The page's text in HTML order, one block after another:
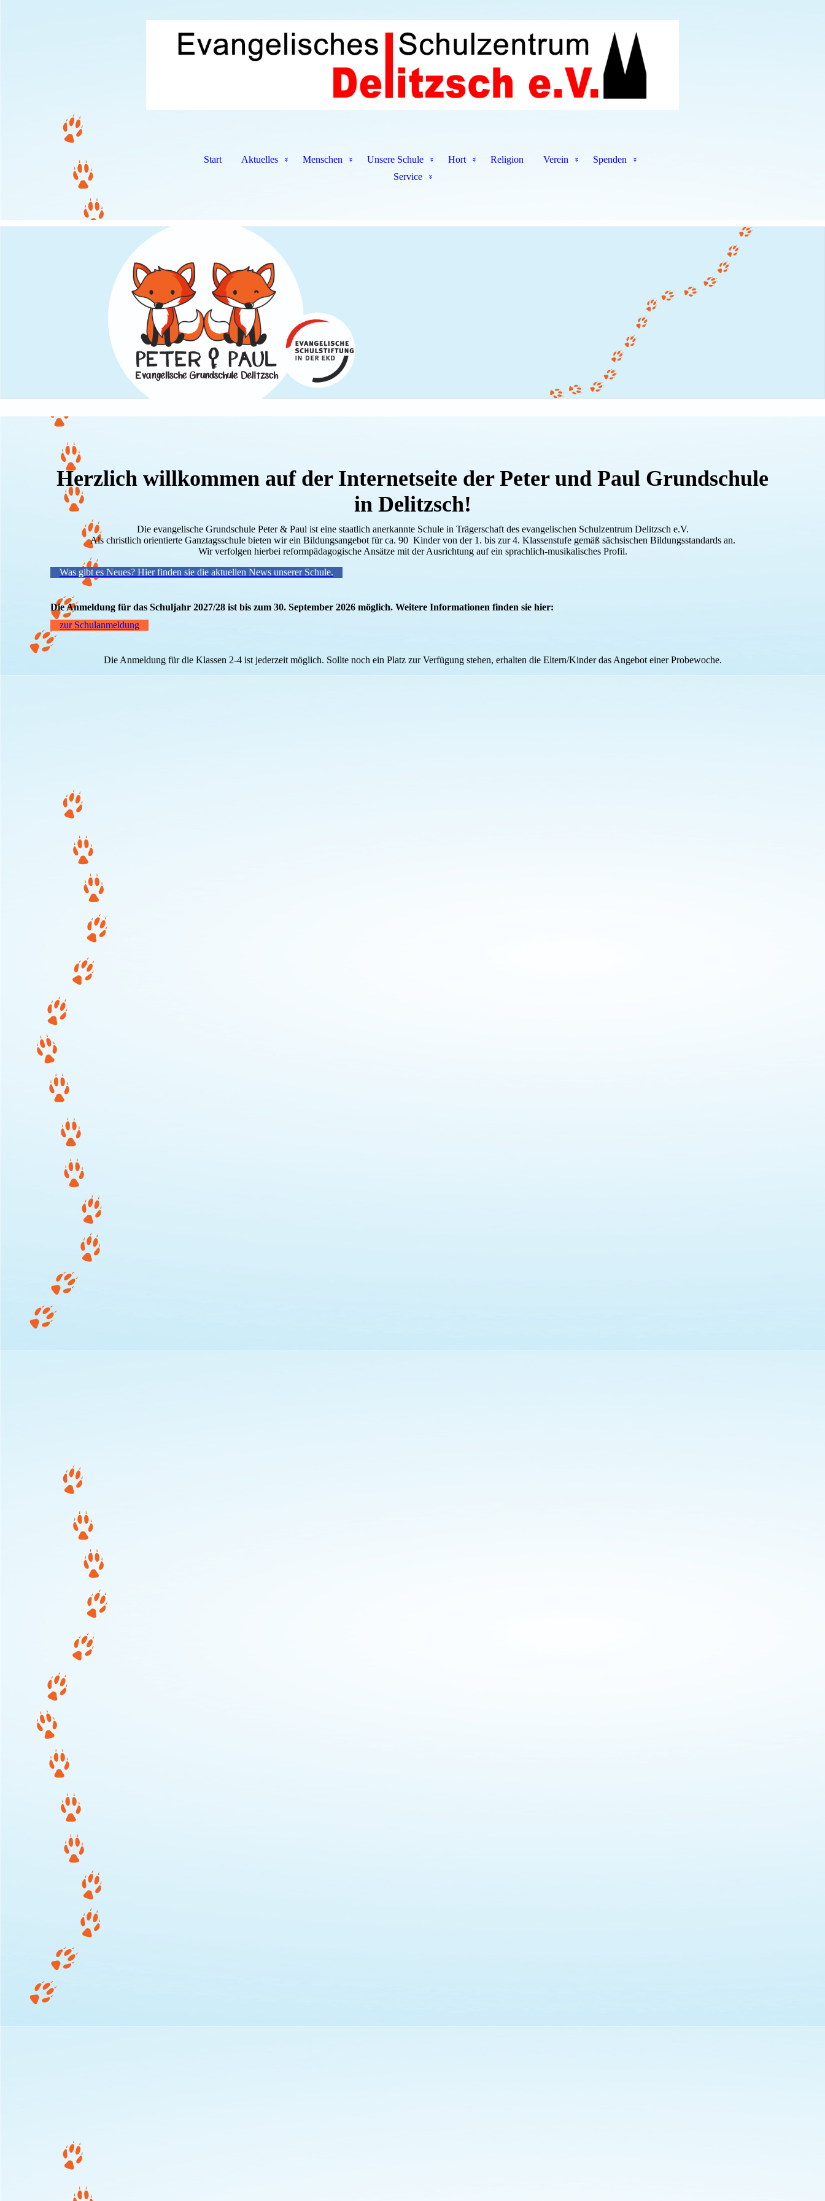
Start Aktuelles Menschen Unsere Schule Hort Religion Verein
Spenden
Service
Herzlich willkommen auf der Internetseite der Peter und Paul Grundschule
in Delitzsch!
Die evangelische Grundschule Peter & Paul ist eine staatlich anerkannte Schule in Trägerschaft des evangelischen Schulzentrum Delitzsch e.V.
Als christlich orientierte Ganztagsschule bieten wir ein Bildungsangebot für ca. 90 Kinder von der 1. bis zur 4. Klassenstufe gemäß sächsischen Bildungsstandards an.
Wir verfolgen hierbei reformpädagogische Ansätze mit der Ausrichtung auf ein sprachlich-musikalisches Profil.
Was gibt es Neues? Hier finden sie die aktuellen News unserer Schule.
Die Anmeldung für das Schuljahr 2027/28 ist bis zum 30. September 2026 möglich. Weitere Informationen finden sie hier:
zur Schulanmeldung
Die Anmeldung für die Klassen 2-4 ist jederzeit möglich. Sollte noch ein Platz zur Verfügung stehen, erhalten die Eltern/Kinder das Angebot einer Probewoche.
039-Team